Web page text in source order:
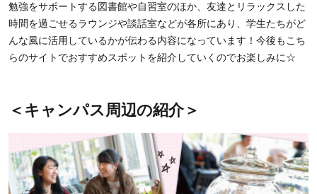
勉強をサポートする図書館や自習室のほか、友達とリラックスした
時間を過ごせるラウンジや談話室などが各所にあり、学生たちがど
んな風に活用しているかが伝わる内容になっています！今後もこち
らのサイトでおすすめスポットを紹介していくのでお楽しみに☆
＜キャンパス周辺の紹介＞